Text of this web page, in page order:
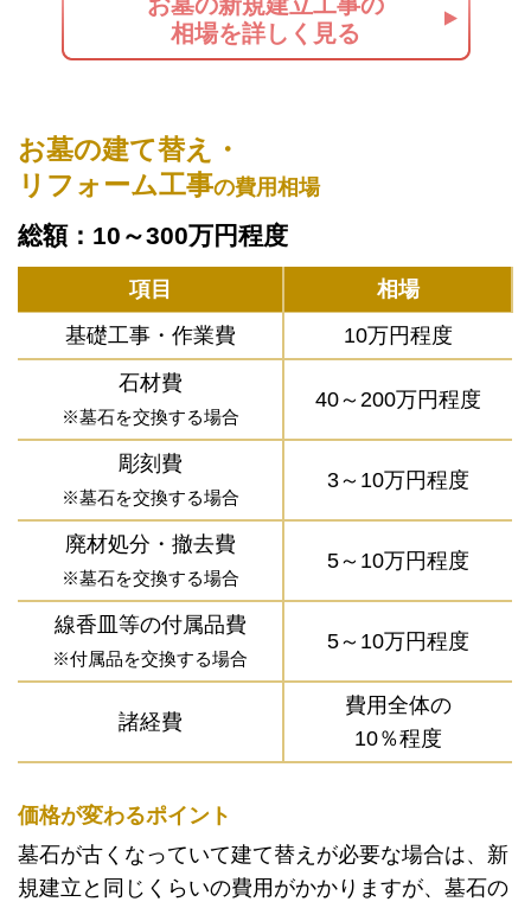
相場を詳しく見る
お墓の建て替え・
リフォーム工事の費用相場
総額：10～300万円程度
項目
相場
基礎工事・作業費
10万円程度
石材費
※墓石を交換する場合
40～200万円程度
彫刻費
※墓石を交換する場合
3～10万円程度
廃材処分・撤去費
※墓石を交換する場合
5～10万円程度
線香皿等の付属品費
※付属品を交換する場合
5～10万円程度
諸経費
費用全体の
10％程度
価格が変わるポイント
墓石が古くなっていて建て替えが必要な場合は、新
規建立と同じくらいの費用がかかりますが、墓石の